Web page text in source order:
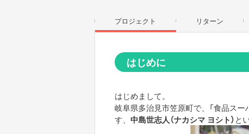
プロジェクト リターン
はじめに
はじめまして。
岐阜県多治見市笠原町で、「食品ス
す、 中島世志人（ナカシマ ヨシト） と